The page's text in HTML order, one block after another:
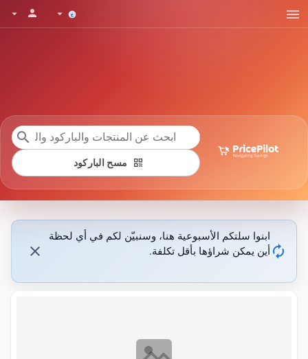
menu
arrow_drop_down
person
arrow_drop_down
search
qr_code مسح الباركود
autorenew
ابنوا سلتكم الأسبوعية هنا، وسنبيّن لكم في أي لحظة
أين يمكن شراؤها بأقل تكلفة.
close